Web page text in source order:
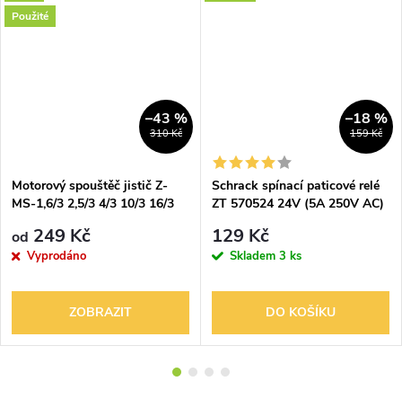
Použité
310 Kč
–43 %
Motorový spouštěč jistič Z-
MS-1,6/3 2,5/3 4/3 10/3 16/3
od 249 Kč
Vyprodáno
ZOBRAZIT
159 Kč
–18 %
Schrack spínací paticové relé
ZT 570524 24V (5A 250V AC)
129 Kč
Skladem 3 ks
DO KOŠÍKU